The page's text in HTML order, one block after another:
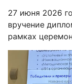
27 июня 2026
вручение
рамках
конкурса на
на